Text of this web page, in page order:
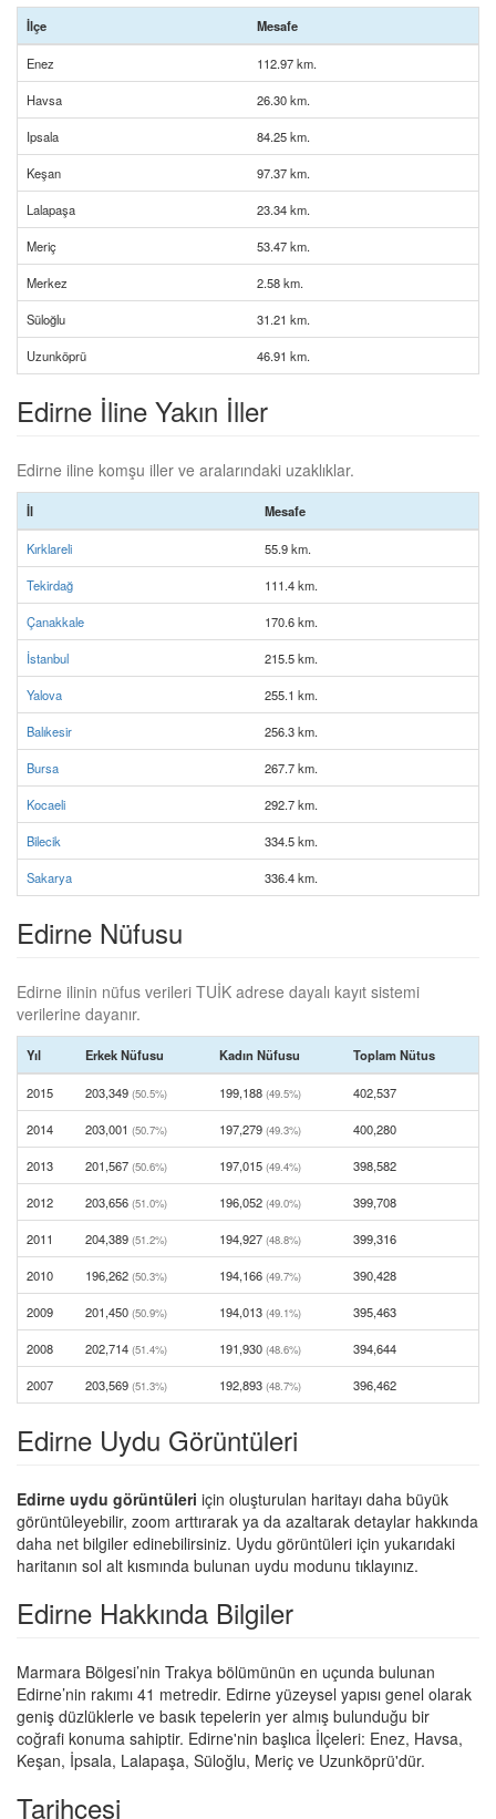
İlçe Mesafe
Enez 112.97 km.
Havsa 26.30 km.
Ipsala 84.25 km.
Keşan 97.37 km.
Lalapaşa 23.34 km.
Meriç 53.47 km.
Merkez 2.58 km.
Süloğlu 31.21 km.
Uzunköprü 46.91 km.
Edirne İline Yakın İller
Edirne iline komşu iller ve aralarındaki uzaklıklar.
İl Mesafe
Kırklareli 55.9 km.
Tekirdağ 111.4 km.
Çanakkale 170.6 km.
İstanbul 215.5 km.
Yalova 255.1 km.
Balıkesir 256.3 km.
Bursa 267.7 km.
Kocaeli 292.7 km.
Bilecik 334.5 km.
Sakarya 336.4 km.
Edirne Nüfusu
Edirne ilinin nüfus verileri TUİK adrese dayalı kayıt sistemi
verilerine dayanır.
Yıl Erkek Nüfusu Kadın Nüfusu Toplam Nütus
2015 203,349 (50.5%) 199,188 (49.5%) 402,537
2014 203,001 (50.7%) 197,279 (49.3%) 400,280
2013 201,567 (50.6%) 197,015 (49.4%) 398,582
2012 203,656 (51.0%) 196,052 (49.0%) 399,708
2011 204,389 (51.2%) 194,927 (48.8%) 399,316
2010 196,262 (50.3%) 194,166 (49.7%) 390,428
2009 201,450 (50.9%) 194,013 (49.1%) 395,463
2008 202,714 (51.4%) 191,930 (48.6%) 394,644
2007 203,569 (51.3%) 192,893 (48.7%) 396,462
Edirne Uydu Görüntüleri
Edirne uydu görüntüleri için oluşturulan haritayı daha büyük
görüntüleyebilir, zoom arttırarak ya da azaltarak detaylar hakkında
daha net bilgiler edinebilirsiniz. Uydu görüntüleri için yukarıdaki
haritanın sol alt kısmında bulunan uydu modunu tıklayınız.
Edirne Hakkında Bilgiler
Marmara Bölgesi’nin Trakya bölümünün en uçunda bulunan
Edirne’nin rakımı 41 metredir. Edirne yüzeysel yapısı genel olarak
geniş düzlüklerle ve basık tepelerin yer almış bulunduğu bir
coğrafi konuma sahiptir. Edirne'nin başlıca İlçeleri: Enez, Havsa,
Keşan, İpsala, Lalapaşa, Süloğlu, Meriç ve Uzunköprü'dür.
Tarihçesi